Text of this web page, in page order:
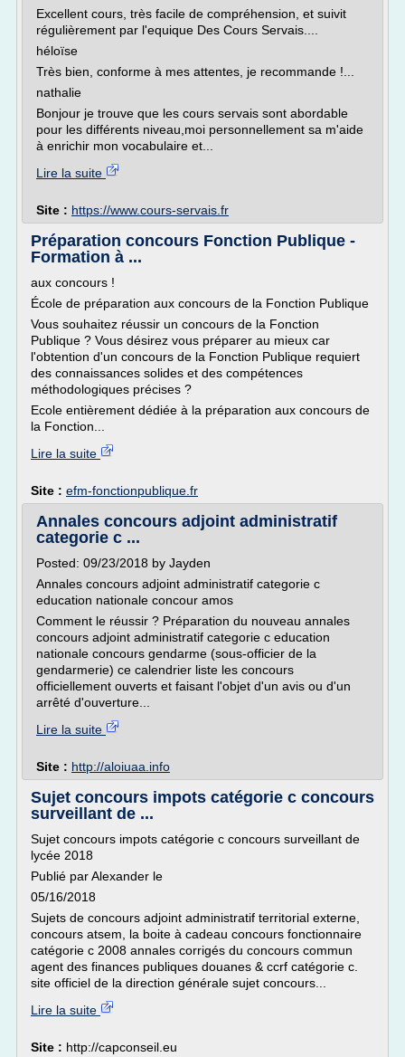
Excellent cours, très facile de compréhension, et suivit
régulièrement par l'equique Des Cours Servais....
héloïse
Très bien, conforme à mes attentes, je recommande !...
nathalie
Bonjour je trouve que les cours servais sont abordable
pour les différents niveau,moi personnellement sa m'aide
à enrichir mon vocabulaire et...
Lire la suite
Site : https://www.cours-servais.fr
Préparation concours Fonction Publique -
Formation à ...
aux concours !
École de préparation aux concours de la Fonction Publique
Vous souhaitez réussir un concours de la Fonction
Publique ? Vous désirez vous préparer au mieux car
l'obtention d'un concours de la Fonction Publique requiert
des connaissances solides et des compétences
méthodologiques précises ?
Ecole entièrement dédiée à la préparation aux concours de
la Fonction...
Lire la suite
Site : efm-fonctionpublique.fr
Annales concours adjoint administratif
categorie c ...
Posted: 09/23/2018 by Jayden
Annales concours adjoint administratif categorie c
education nationale concour amos
Comment le réussir ? Préparation du nouveau annales
concours adjoint administratif categorie c education
nationale concours gendarme (sous-officier de la
gendarmerie) ce calendrier liste les concours
officiellement ouverts et faisant l'objet d'un avis ou d'un
arrêté d'ouverture...
Lire la suite
Site : http://aloiuaa.info
Sujet concours impots catégorie c concours
surveillant de ...
Sujet concours impots catégorie c concours surveillant de
lycée 2018
Publié par Alexander le
05/16/2018
Sujets de concours adjoint administratif territorial externe,
concours atsem, la boite à cadeau concours fonctionnaire
catégorie c 2008 annales corrigés du concours commun
agent des finances publiques douanes & ccrf catégorie c.
site officiel de la direction générale sujet concours...
Lire la suite
Site : http://capconseil.eu